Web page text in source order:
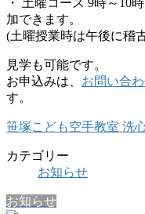
加できます。
(土曜授業時は午後に稽
見学も可能です。
お申込みは、 お問い合
す。
笹塚こども空手教室 洗
カテゴリー
お知らせ
お知らせ